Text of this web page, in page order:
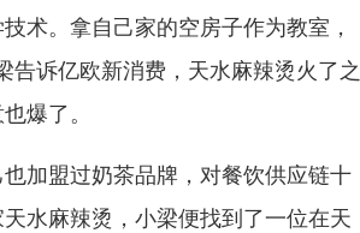
术。拿自己家的空房子作为教室，
告诉亿欧新消费，天水麻辣烫火了之
爆了。
加盟过奶茶品牌，对餐饮供应链十
水麻辣烫，小梁便找到了一位在天